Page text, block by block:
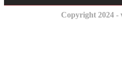
Copyright 2024 -